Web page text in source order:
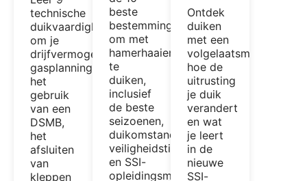
technische
duikvaardigheden
om je
drijfvermogen,
gasplanning,
het
gebruik
van een
DSMB,
het
afsluiten
van
kleppen
beste
bestemmingen
om met
hamerhaaien
te
duiken,
inclusief
de beste
seizoenen,
duikomstandigheden,
veiligheidstips
en SSI-
opleidingsmogelijkheden.
Ontdek
duiken
met een
volgelaatsmasker,
hoe de
uitrusting
je duik
verandert
en wat
je leert
in de
nieuwe
SSI-